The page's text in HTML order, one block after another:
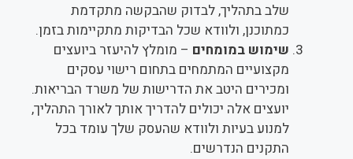
שלב בתהליך, לבדוק שהבקשה מתקדמת
כמתוכנן, ולוודא שכל הבדיקות מתקיימות בזמן.
שימוש במומחים – מומלץ להיעזר ביועצים
מקצועיים המתמחים בתחום רישוי עסקים
ומכירים היטב את הדרישות של משרד הבריאות.
יועצים אלה יכולים להדריך אותך לאורך התהליך,
למנוע בעיות ולוודא שהעסק שלך עומד בכל
התקנים הנדרשים.